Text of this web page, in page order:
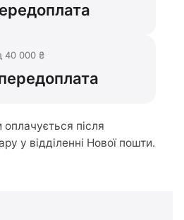
40 000 ₴
після
у відділенні Нової пошти.